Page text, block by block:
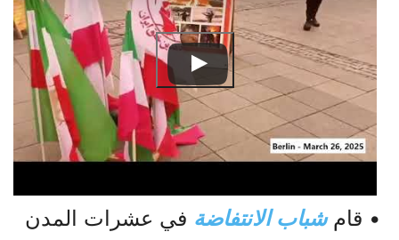
• قامشباب الانتفاضة في عشرات المدن